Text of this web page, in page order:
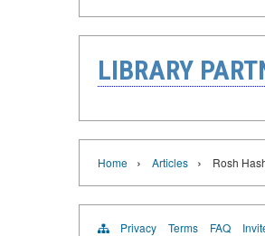
LIBRARY
Home › Articles › Rosh
Privacy Terms FAQ